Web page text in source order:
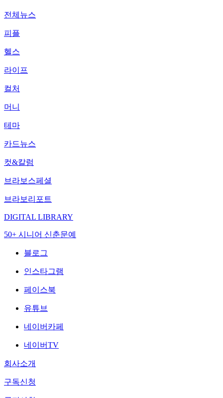
전체뉴스
피플
헬스
라이프
컬처
머니
테마
카드뉴스
컷&칼럼
브라보스페셜
브라보리포트
DIGITAL LIBRARY
50+ 시니어 신춘문예
블로그
인스타그램
페이스북
유튜브
네이버카페
네이버TV
회사소개
구독신청